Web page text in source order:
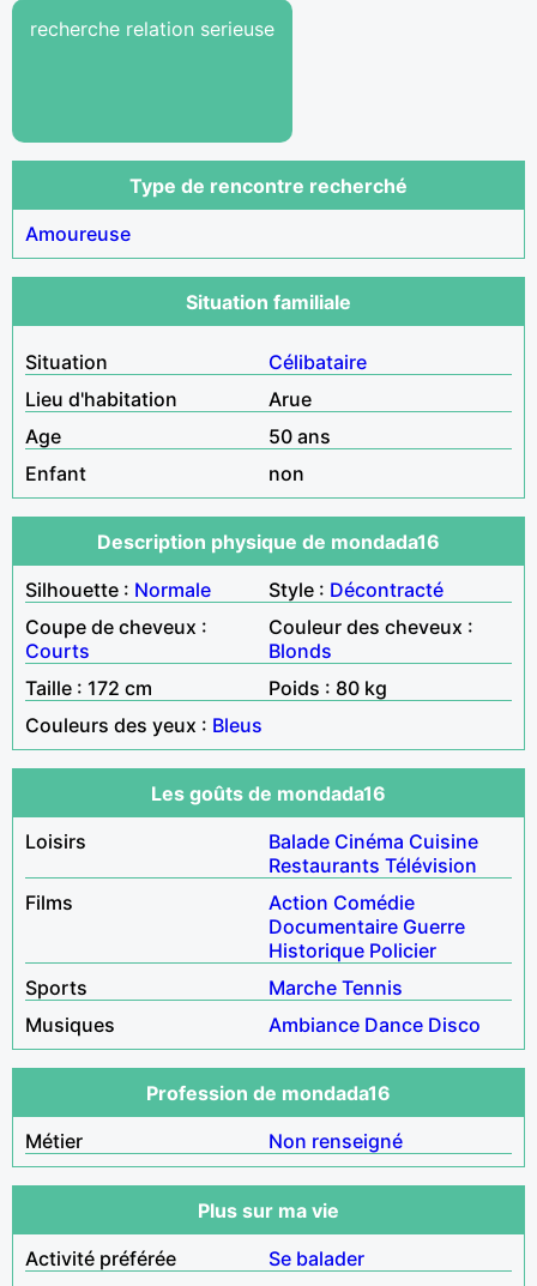
recherche relation serieuse
Type de rencontre recherché
Amoureuse
Situation familiale
Situation
Célibataire
Lieu d'habitation
Arue
Age
50 ans
Enfant
non
Description physique de mondada16
Silhouette : Normale Style : Décontracté
Coupe de cheveux :
Courts
Couleur des cheveux :
Blonds
Taille : 172 cm
Poids : 80 kg
Couleurs des yeux : Bleus
Les goûts de mondada16
Loisirs
Balade Cinéma Cuisine
Restaurants Télévision
Films
Action Comédie
Documentaire Guerre
Historique Policier
Sports
Marche Tennis
Musiques
Ambiance Dance Disco
Profession de mondada16
Métier
Non renseigné
Plus sur ma vie
Activité préférée
Se balader